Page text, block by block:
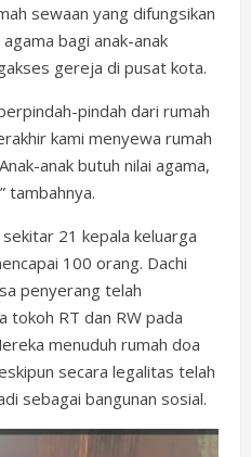
sewaan yang difungsikan
bagi anak-anak
gereja di pusat kota.
pindah dari rumah
kami menyewa rumah
anak butuh nilai agama,
tambahnya.
21 kepala keluarga
100 orang. Dachi
penyerang telah
tokoh RT dan RW pada
menuduh rumah doa
secara legalitas telah
sebagai bangunan sosial.